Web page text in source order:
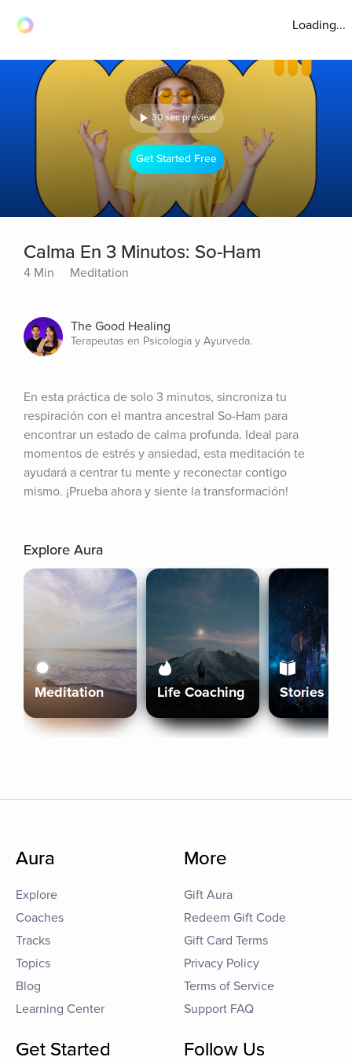
Loading...
30 sec preview
Get Started Free
Calma En 3 Minutos: So-Ham
4 Min Meditation
The Good Healing
Terapeutas en Psicología y Ayurveda.
En esta práctica de solo 3 minutos, sincroniza tu
respiración con el mantra ancestral So-Ham para
encontrar un estado de calma profunda. Ideal para
momentos de estrés y ansiedad, esta meditación te
ayudará a centrar tu mente y reconectar contigo
mismo. ¡Prueba ahora y siente la transformación!
Explore Aura
Meditation Life Coaching Stories
Aura
Explore
Coaches
Tracks
Topics
Blog
Learning Center
More
Gift Aura
Redeem Gift Code
Gift Card Terms
Privacy Policy
Terms of Service
Support FAQ
Get Started Follow Us